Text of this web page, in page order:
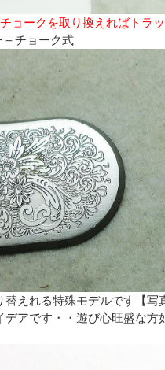
ョークを取り換えればトラ
チョーク式
えれる特殊モデルです【写
アです・・遊び心旺盛な方